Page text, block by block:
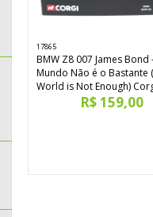
17865
BMW Z8 007 James Bond
Mundo Não é o Bastante
World is Not Enough)
R$ 159,00